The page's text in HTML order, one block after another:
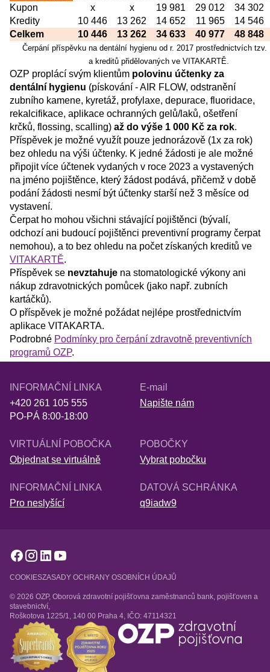
Kupon
x x 19 981 29 012
34 302
Kredity
10 446 13 262 14 652 11 965
14 546
Celkem
10 446 13 262 34 633 40 977 48 848
Čerpání příspěvku na dentální hygienu od r. 2017 prostřednictvích tzv.
a kreditů přidělovaných ve VITAKARTĚ.
OZP proplácí svým klientům polovinu účtenky za
dentální hygienu (pískování - AIR FLOW, odstranění
zubního kamene, kyretáž, profylaxe, depurace, fluoridace,
rekalcifikace, aplikace ochranných gelů/laků, ošetření
krčků, flossing, scalling) až do výše 1 000 Kč za rok.
Příspěvek je možné využít pouze jednorázově (1x za rok)
bez ohledu na výši účtenky. K jedné žádosti je ale možné
připojit více účtenek vydaných v roce 2023 a vystavených
na jméno pojištěnce, který žádost podává, přičemž v době
podání žádosti nesmí být účtenky starší než 3 měsíce od
vystavení.
Čerpat ho mohou všichni stávající pojištěnci (bývalí,
odchozí ani budoucí pojištěnci preventivní programy čerpat
nemohou), a to bez ohledu na počet získaných kreditů ve
VITAKARTĚ.
Příspěvek se nevztahuje na stomatologické výkony ani
nákup zdravotnických pomůcek (jako např. zubních
kartáčků).
O příspěvek je možné požádat nejlépe prostřednictvím
aplikace VITAKARTA.
Podrobné Podmínky pro čerpání zdravotně preventivních
programů OZP.
INFORMAČNÍ LINKA
+420 261 105 555
PO-PÁ 8:00-18:00
E-mail
Napište nám
VIRTUÁLNÍ POBOČKA
Objednat se virtuálně
POBOČKY
Vybrat pobočku
INFORMAČNÍ LINKA
Pro neslyšící
DATOVÁ SCHRÁNKA
q9iadw9
COOKIESZASADY OCHRANY OSOBNÍCH ÚDAJŮ
© 2026 OZP, Oborová zdravotní pojišťovna zaměstnanců bank, pojišťoven a
stavebnictví,
Roškotova 1225/1, 140 00 Praha 4, IČO: 47114321